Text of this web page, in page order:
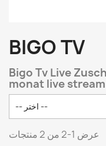
BIGO TV
Bigo Tv Live
monat live
-- اختر --
عرض 1-2 من 2 منتجات